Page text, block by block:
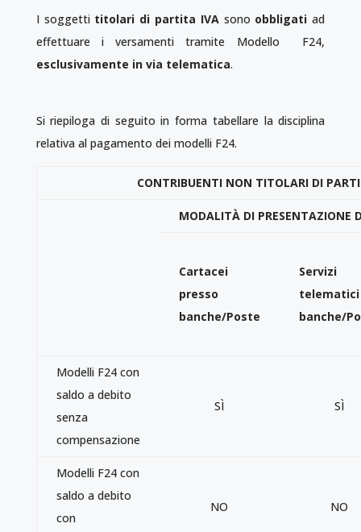
I soggetti titolari di partita IVAsono obbligati ad
effettuare i versamenti tramite Modello F24,
esclusivamente in via telematica.
Si riepiloga di seguito in forma tabellare la disciplina
relativa al pagamento dei modelli F24.
CONTRIBUENTI NON TITOLARI DI
MODALITÀ DI PRESENTAZIONE
Cartacei
presso
banche/Poste
Servizi
telematici
banche/
Modelli F24 con
saldo a debito
senza
compensazione
SÌ SÌ
Modelli F24 con
saldo a debito
con
NO NO